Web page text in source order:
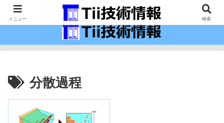
最新の科学技術の情報インフラ。
分散過程
メニュー 検索